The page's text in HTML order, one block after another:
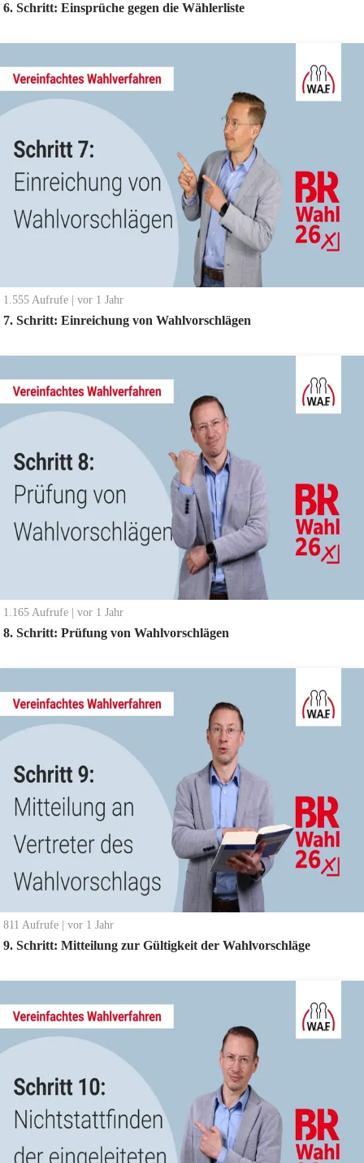
6. Schritt: Einsprüche gegen die Wählerliste
1.555 Aufrufe vor 1 Jahr
7. Schritt: Einreichung von Wahlvorschlägen
1.165 Aufrufe vor 1 Jahr
8. Schritt: Prüfung von Wahlvorschlägen
811 Aufrufe vor 1 Jahr
9. Schritt: Mitteilung zur Gültigkeit der Wahlvorschläge